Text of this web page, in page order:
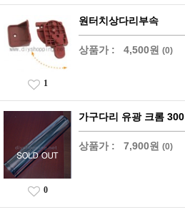
원터치상다리부속
상품가 : 4,500원 (0)
1
가구다리 유광 크롬 300
상품가 : 7,900원 (0)
0